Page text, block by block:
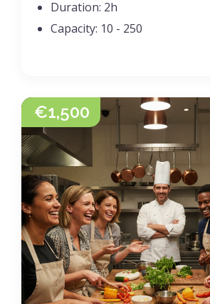
Duration: 2h
Capacity: 10 - 250
€1,500